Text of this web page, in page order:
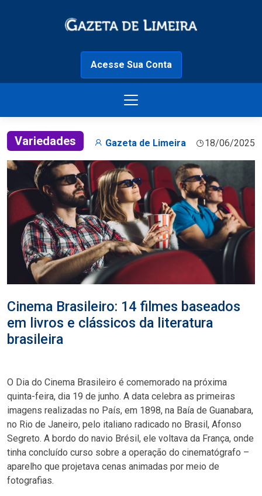
Acesse Sua Conta
Variedades Gazeta de Limeira 18/06/2025
Cinema Brasileiro: 14 filmes baseados
em livros e clássicos da literatura
brasileira
O Dia do Cinema Brasileiro é comemorado na próxima
quinta-feira, dia 19 de junho. A data celebra as primeiras
imagens realizadas no País, em 1898, na Baía de Guanabara,
no Rio de Janeiro, pelo italiano radicado no Brasil, Afonso
Segreto. A bordo do navio Brésil, ele voltava da França, onde
tinha concluído curso sobre a operação do cinematógrafo –
aparelho que projetava cenas animadas por meio de
fotografias.